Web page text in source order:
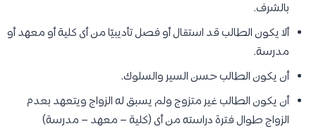
بالشرف.
ألا يكون الطالب قد استقال أو فصل تأديبيًا من أى كلية أو معهد أو
مدرسة.
أن يكون الطالب حسن السير والسلوك.
أن يكون الطالب غير متزوج ولم يسبق له الزواج ويتعهد بعدم
الزواج طوال فترة دراسته من أى (كلية – معهد – مدرسة)